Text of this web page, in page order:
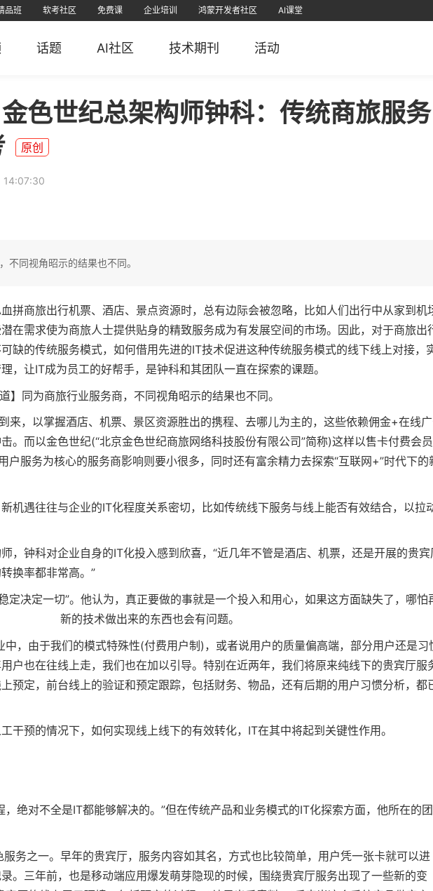
品班 软考社区 免费课 企业培训 鸿蒙开发者社区 AI课堂
话题 AI社区 技术期刊 活动
金色世纪总架构师钟科：传统商旅服务
原创
14:07:30
不同视角昭示的结果也不同。
拼商旅出行机票、酒店、景点资源时，总有边际会被忽略，比如人们出行中从家到机
在需求使为商旅人士提供贴身的精致服务成为有发展空间的市场。因此，对于商旅出
缺的传统服务模式，如何借用先进的IT技术促进这种传统服务模式的线下线上对接，
，让IT成为员工的好帮手，是钟科和其团队一直在探索的课题。
】同为商旅行业服务商，不同视角昭示的结果也不同。
来，以掌握酒店、机票、景区资源胜出的携程、去哪儿为主的，这些依赖佣金+在线
。而以金色世纪(“北京金色世纪商旅网络科技股份有限公司”简称)这样以售卡付费会员
户服务为核心的服务商影响则要小很多，同时还有富余精力去探索“互联网+”时代下的
机遇往往与企业的IT化程度关系密切，比如传统线下服务与线上能否有效结合，以拉
，钟科对企业自身的IT化投入感到欣喜，“近几年不管是酒店、机票，还是开展的贵宾
换率都非常高。”
定决定一切”。他认为，真正要做的事就是一个投入和用心，如果这方面缺失了，哪怕
新的技术做出来的东西也会有问题。
中，由于我们的模式特殊性(付费用户制)，或者说用户的质量偏高端，部分用户还是习
户也在往线上走，我们也在加以引导。特别在近两年，我们将原来纯线下的贵宾厅服
预定，前台线上的验证和预定跟踪，包括财务、物品，还有后期的用户习惯分析，都
干预的情况下，如何实现线上线下的有效转化，IT在其中将起到关键性作用。
，绝对不全是IT都能够解决的。”但在传统产品和业务模式的IT化探索方面，他所在的
务之一。早年的贵宾厅，服务内容如其名，方式也比较简单，用户凭一张卡就可以进
。三年前，也是移动端应用爆发萌芽隐现的时候，围绕贵宾厅服务出现了一些新的变